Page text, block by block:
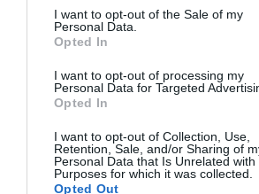
consent section.
I want to opt-out of the Sale of my
Personal Data.
Opted In
I want to opt-out of processing my
Personal Data for Targeted
Opted In
I want to opt-out of Collection, Use,
Retention, Sale, and/or Sharing of
Personal Data that Is Unrelated with
Purposes for which it was collected.
Opted Out